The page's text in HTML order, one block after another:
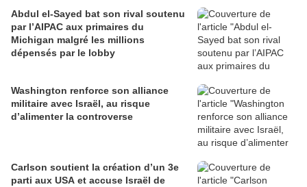
Abdul el-Sayed bat son rival soutenu
par l’AIPAC aux primaires du
Michigan malgré les millions
dépensés par le lobby
Washington renforce son alliance
militaire avec Israël, au risque
d’alimenter la controverse
Carlson soutient la création d’un 3e
parti aux USA et accuse Israël de